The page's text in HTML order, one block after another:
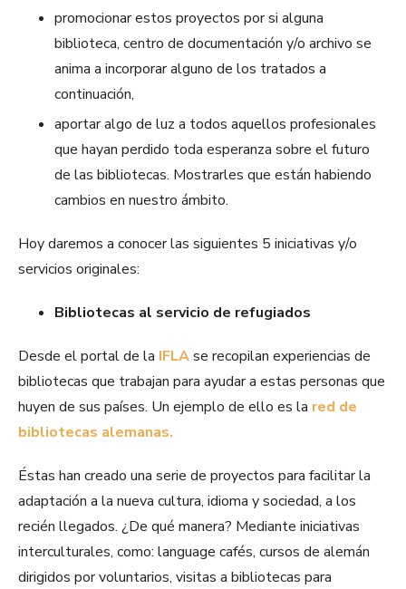
promocionar estos proyectos por si alguna
biblioteca, centro de documentación y/o archivo se
anima a incorporar alguno de los tratados a
continuación,
aportar algo de luz a todos aquellos profesionales
que hayan perdido toda esperanza sobre el futuro
de las bibliotecas. Mostrarles que están habiendo
cambios en nuestro ámbito.
Hoy daremos a conocer las siguientes 5 iniciativas y/o
servicios originales:
Bibliotecas al servicio de refugiados
Desde el portal de la IFLAse recopilan experiencias de
bibliotecas que trabajan para ayudar a estas personas que
huyen de sus países. Un ejemplo de ello es la red de
bibliotecas alemanas.
Éstas han creado una serie de proyectos para facilitar la
adaptación a la nueva cultura, idioma y sociedad, a los
recién llegados. ¿De qué manera? Mediante iniciativas
interculturales, como: language cafés, cursos de alemán
dirigidos por voluntarios, visitas a bibliotecas para